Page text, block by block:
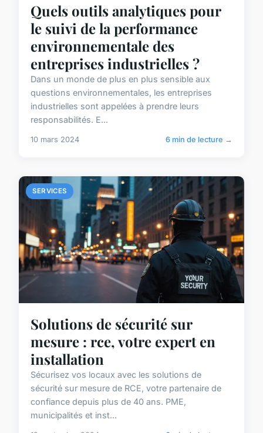
Quels outils analytiques pour
le suivi de la performance
environnementale des
entreprises industrielles ?
Dans un monde de plus en plus sensible aux
questions environnementales, les entreprises
industrielles sont appelées à prendre leurs
responsabilités. E...
10 mars 2024 6 min de lecture →
SERVICES
Solutions de sécurité sur
mesure : rce, votre expert en
installation
Sécurisez vos locaux avec les solutions de
sécurité sur mesure de RCE, votre partenaire de
confiance depuis plus de 40 ans. PME,
municipalités et inst...